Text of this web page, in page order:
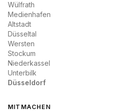
Wülfrath
Medienhafen
Altstadt
Düsseltal
Wersten
Stockum
Niederkassel
Unterbilk
Düsseldorf
MITMACHEN